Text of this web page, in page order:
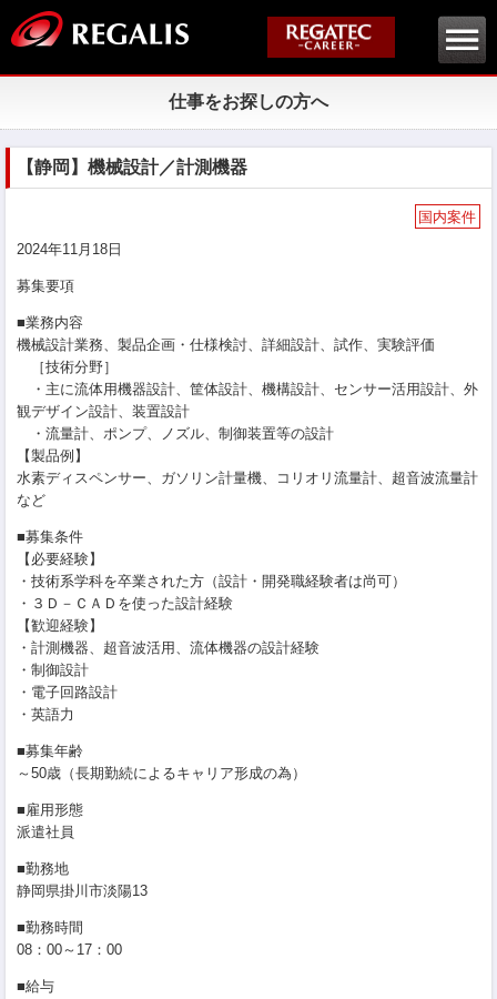
仕事をお探しの方へ
【静岡】機械設計／計測機器
国内案件
2024年11月18日
募集要項
■業務内容
機械設計業務、製品企画・仕様検討、詳細設計、試作、実験評価
［技術分野］
・主に流体用機器設計、筐体設計、機構設計、センサー活用設計、外
観デザイン設計、装置設計
・流量計、ポンプ、ノズル、制御装置等の設計
【製品例】
水素ディスペンサー、ガソリン計量機、コリオリ流量計、超音波流量計
など
■募集条件
【必要経験】
・技術系学科を卒業された方（設計・開発職経験者は尚可）
・３Ｄ－ＣＡＤを使った設計経験
【歓迎経験】
・計測機器、超音波活用、流体機器の設計経験
・制御設計
・電子回路設計
・英語力
■募集年齢
～50歳（長期勤続によるキャリア形成の為）
■雇用形態
派遣社員
■勤務地
静岡県掛川市淡陽13
■勤務時間
08：00～17：00
■給与